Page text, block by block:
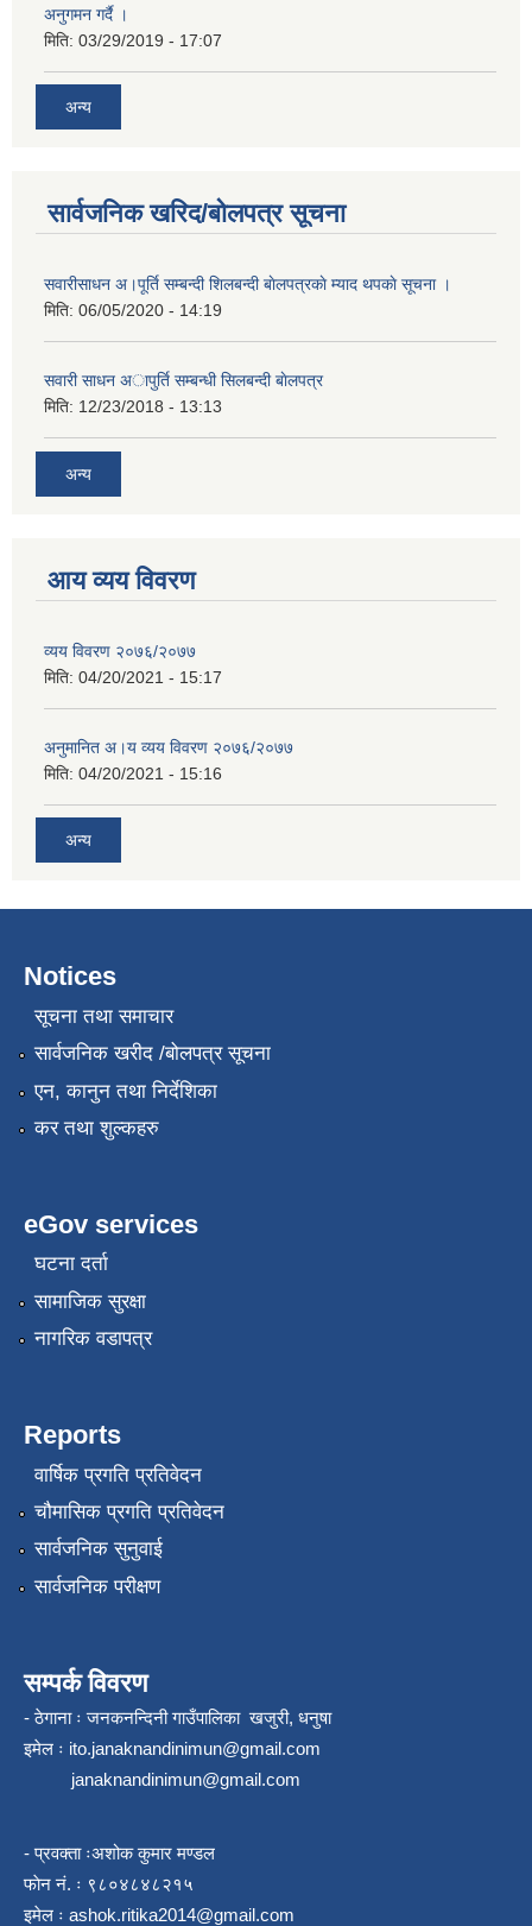
अनुगमन गर्दै ।
मिति: 03/29/2019 - 17:07
अन्य
सार्वजनिक खरिद/बोलपत्र सूचना
सवारीसाधन अ।पूर्ति सम्बन्दी शिलबन्दी बाेलपत्रकाे म्याद थपकाे सूचना ।
मिति: 06/05/2020 - 14:19
सवारी साधन अापुर्ति सम्बन्धी सिलबन्दी बाेलपत्र
मिति: 12/23/2018 - 13:13
अन्य
आय व्यय विवरण
व्यय विवरण २०७६/२०७७
मिति: 04/20/2021 - 15:17
अनुमानित अ।य व्यय विवरण २०७६/२०७७
मिति: 04/20/2021 - 15:16
अन्य
Notices
सूचना तथा समाचार
सार्वजनिक खरीद /बोलपत्र सूचना
एन, कानुन तथा निर्देशिका
कर तथा शुल्कहरु
eGov services
घटना दर्ता
सामाजिक सुरक्षा
नागरिक वडापत्र
Reports
वार्षिक प्रगति प्रतिवेदन
चौमासिक प्रगति प्रतिवेदन
सार्वजनिक सुनुवाई
सार्वजनिक परीक्षण
सम्पर्क विवरण
- ठेगाना ः जनकनन्दिनी गाउँपालिका खजुरी, धनुषा
इमेल ः ito.janaknandinimun@gmail.com
janaknandinimun@gmail.com
- प्रवक्ता ःअशोक कुमार मण्डल
फाेन नं. ः ९८०४८४८२१५
इमेल ः ashok.ritika2014@gmail.com